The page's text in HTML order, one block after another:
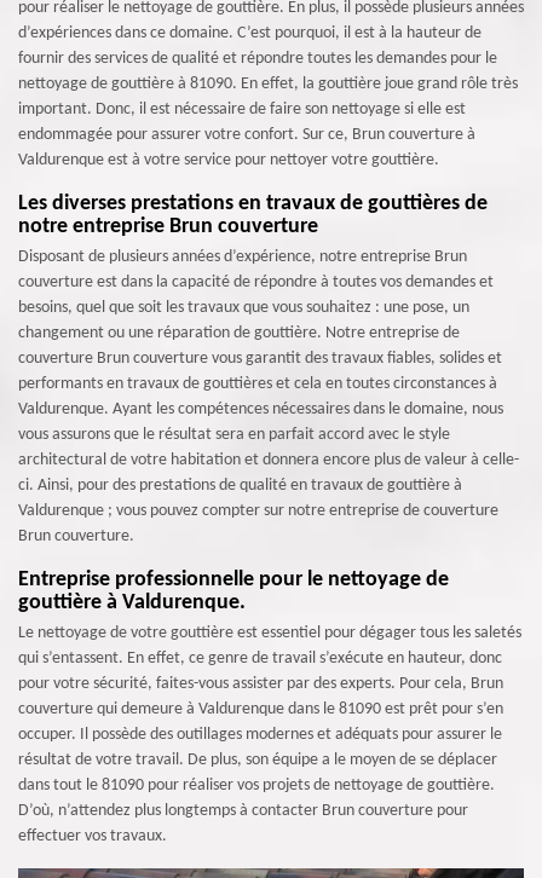
pour réaliser le nettoyage de gouttière. En plus, il possède plusieurs années
d’expériences dans ce domaine. C’est pourquoi, il est à la hauteur de
fournir des services de qualité et répondre toutes les demandes pour le
nettoyage de gouttière à 81090. En effet, la gouttière joue grand rôle très
important. Donc, il est nécessaire de faire son nettoyage si elle est
endommagée pour assurer votre confort. Sur ce, Brun couverture à
Valdurenque est à votre service pour nettoyer votre gouttière.
Les diverses prestations en travaux de gouttières de
notre entreprise Brun couverture
Disposant de plusieurs années d’expérience, notre entreprise Brun
couverture est dans la capacité de répondre à toutes vos demandes et
besoins, quel que soit les travaux que vous souhaitez : une pose, un
changement ou une réparation de gouttière. Notre entreprise de
couverture Brun couverture vous garantit des travaux fiables, solides et
performants en travaux de gouttières et cela en toutes circonstances à
Valdurenque. Ayant les compétences nécessaires dans le domaine, nous
vous assurons que le résultat sera en parfait accord avec le style
architectural de votre habitation et donnera encore plus de valeur à celle-
ci. Ainsi, pour des prestations de qualité en travaux de gouttière à
Valdurenque ; vous pouvez compter sur notre entreprise de couverture
Brun couverture.
Entreprise professionnelle pour le nettoyage de
gouttière à Valdurenque.
Le nettoyage de votre gouttière est essentiel pour dégager tous les saletés
qui s’entassent. En effet, ce genre de travail s’exécute en hauteur, donc
pour votre sécurité, faites-vous assister par des experts. Pour cela, Brun
couverture qui demeure à Valdurenque dans le 81090 est prêt pour s’en
occuper. Il possède des outillages modernes et adéquats pour assurer le
résultat de votre travail. De plus, son équipe a le moyen de se déplacer
dans tout le 81090 pour réaliser vos projets de nettoyage de gouttière.
D’où, n’attendez plus longtemps à contacter Brun couverture pour
effectuer vos travaux.